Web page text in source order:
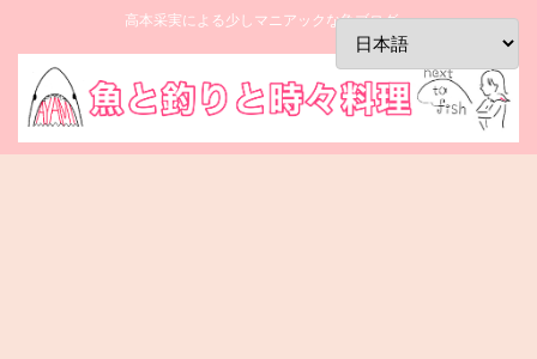
高本采実による少しマニアックな魚ブログ。